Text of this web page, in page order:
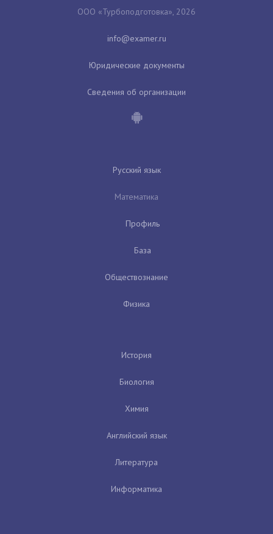
ООО «Турбоподготовка», 2026
Юридические документы
Сведения об организации
Русский язык
Математика
Профиль
База
Обществознание
Физика
История
Биология
Химия
Английский язык
Литература
Информатика